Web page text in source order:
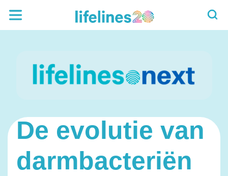
De evolutie van
darmbacteriën